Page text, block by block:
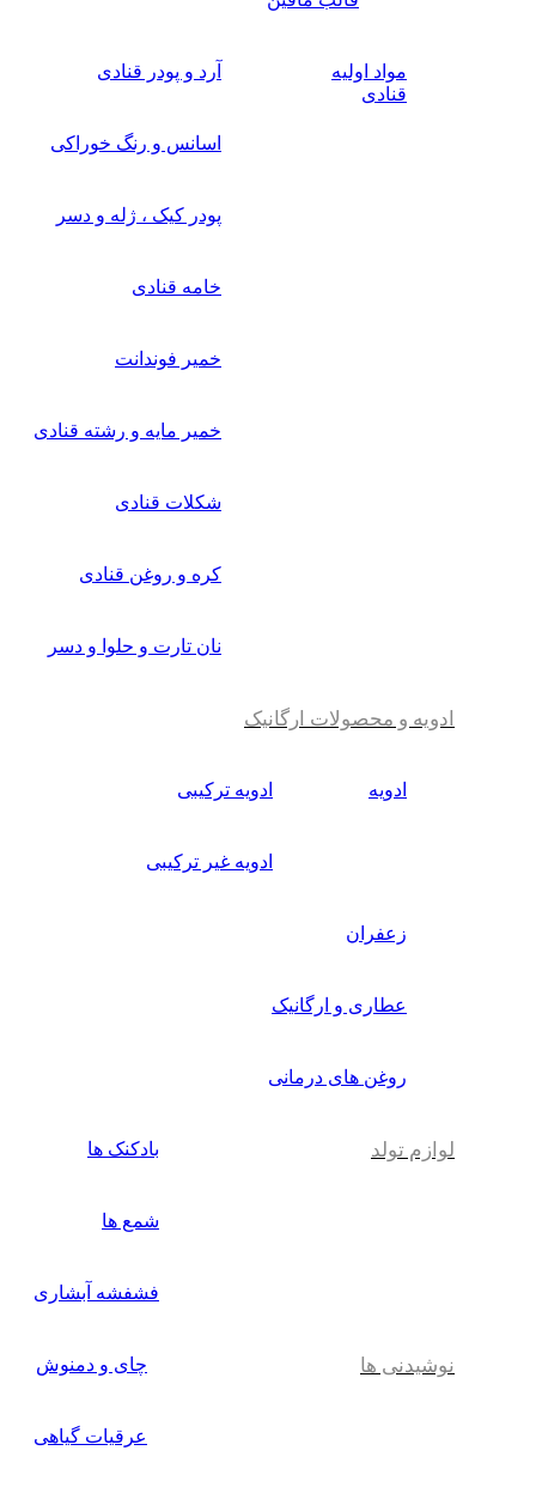
مواد اولیه
قنادی
آرد و پودر قنادی
اسانس و رنگ خوراکی
پودر کیک ، ژله و دسر
خامه قنادی
خمیر فوندانت
خمیر مایه و رشته قنادی
شکلات قنادی
کره و روغن قنادی
نان تارت و حلوا و دسر
ادویه و محصولات ارگانیک
ادویه ادویه ترکیبی
ادویه غیر ترکیبی
زعفران
عطاری و ارگانیک
روغن های درمانی
لوازم تولد بادکنک ها
شمع ها
فشفشه آبشاری
نوشیدنی ها چای و دمنوش
عرقیات گیاهی